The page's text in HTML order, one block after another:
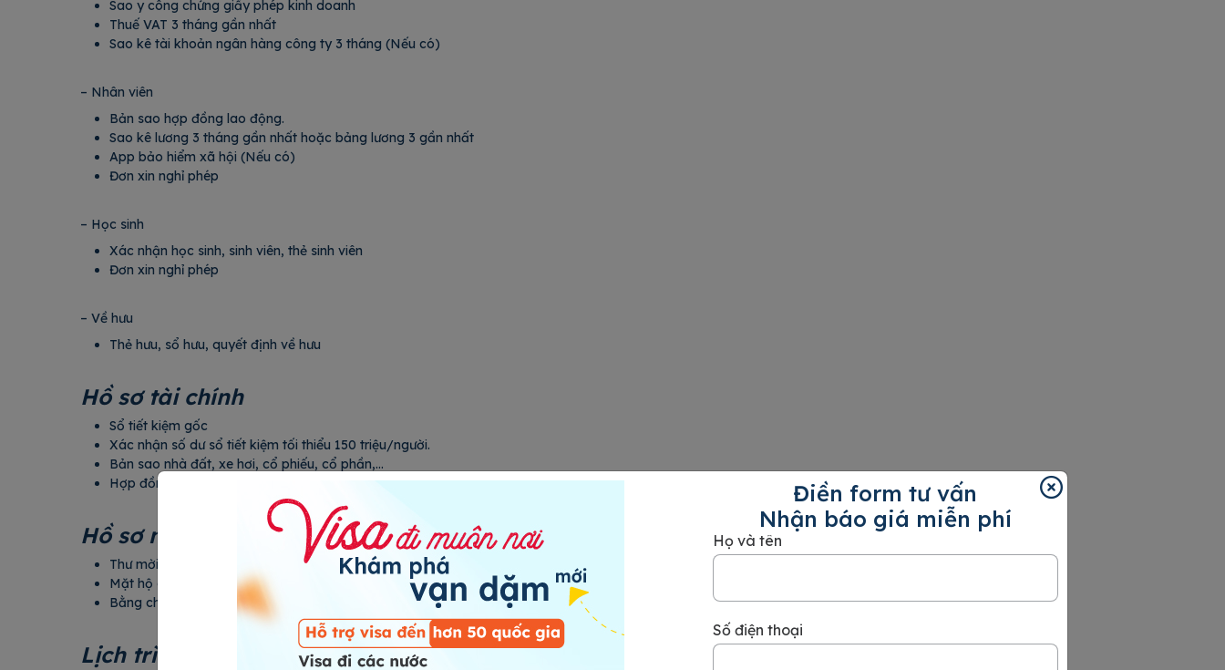
Sao y công chứng giấy phép kinh doanh
Thuế VAT 3 tháng gần nhất
Sao kê tài khoản ngân hàng công ty 3 tháng (Nếu có)
– Nhân viên
Bản sao hợp đồng lao động.
Sao kê lương 3 tháng gần nhất hoặc bảng lương 3 gần nhất
App bảo hiểm xã hội (Nếu có)
Đơn xin nghỉ phép
– Học sinh
Xác nhận học sinh, sinh viên, thẻ sinh viên
Đơn xin nghỉ phép
– Về hưu
Thẻ hưu, sổ hưu, quyết định về hưu
Hồ sơ tài chính
Sổ tiết kiệm gốc
Xác nhận số dư sổ tiết kiệm tối thiểu 150 triệu/người.
Bản sao nhà đất, xe hơi, cổ phiếu, cổ phần,…
Hợp đồng mua bán, tài sản khác (nếu có).
Hồ sơ người mời
Thư mời (bản scan màu)
Mặt hộ chiếu (bản scan màu)
Bằng chứng mối quan hệ với người mời
Lịch trình chuyến đi
Điền form tư vấn
Nhận báo giá miễn phí
Họ và tên
Số điện thoại